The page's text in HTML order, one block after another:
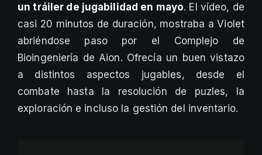
un tráiler de jugabilidad en mayo. El vídeo, de
casi 20 minutos de duración, mostraba a Violet
abriéndose paso por el Complejo de
Bioingeniería de Aion. Ofrecía un buen vistazo
a distintos aspectos jugables, desde el
combate hasta la resolución de puzles, la
exploración e incluso la gestión del inventario.